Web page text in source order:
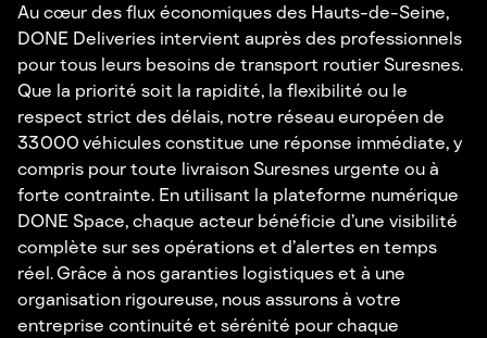
Au cœur des flux économiques des Hauts-de-Seine,
DONE Deliveries intervient auprès des professionnels
pour tous leurs besoins de transport routier Suresnes.
Que la priorité soit la rapidité, la flexibilité ou le
respect strict des délais, notre réseau européen de
33 000 véhicules constitue une réponse immédiate, y
compris pour toute livraison Suresnes urgente ou à
forte contrainte. En utilisant la plateforme numérique
DONE Space, chaque acteur bénéficie d’une visibilité
complète sur ses opérations et d’alertes en temps
réel. Grâce à nos garanties logistiques et à une
organisation rigoureuse, nous assurons à votre
entreprise continuité et sérénité pour chaque